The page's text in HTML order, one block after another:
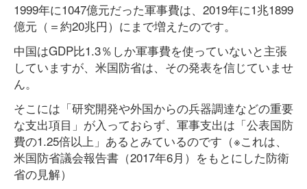
1999年に1047億元だった軍事費は、2019年に1兆1899
億元（＝約20兆円）にまで増えたのです。
中国はGDP比1.3％しか軍事費を使っていないと主張
していますが、米国防省は、その発表を信じていませ
ん。
そこには「研究開発や外国からの兵器調達などの重要
な支出項目」が入っておらず、軍事支出は「公表国防
費の1.25倍以上」あるとみているのです（※これは、
米国防省議会報告書（2017年6月）をもとにした防衛
省の見解）